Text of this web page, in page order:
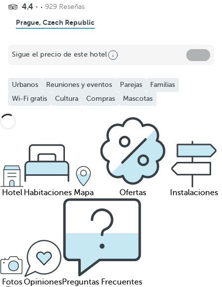
4.4 929 Reseñas
Prague, Czech Republic
Sigue el precio de este hotel
Urbanos Reuniones y eventos Parejas
Familias
Wi-Fi gratis
Cultura Compras Mascotas
Hotel Habitaciones Mapa Ofertas Instalaciones
FotosOpinionesPreguntas Frecuentes